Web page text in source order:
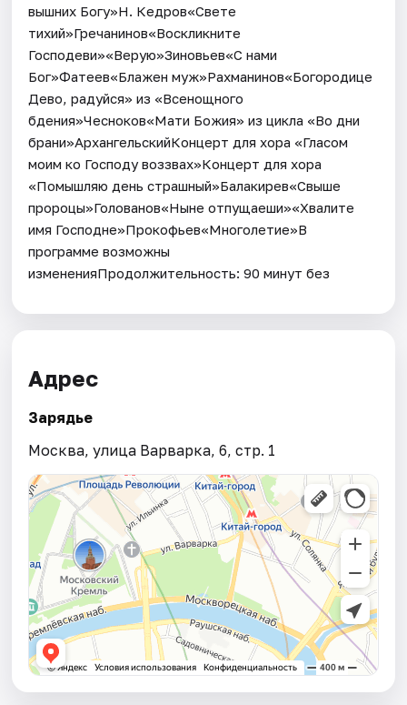
вышних Богу»Н. Кедров«Свете
тихий»Гречанинов«Воскликните
Господеви»«Верую»Зиновьев«С нами
Бог»Фатеев«Блажен муж»Рахманинов«Богородице
Дево, радуйся» из «Всенощного
бдения»Чесноков«Мати Божия» из цикла «Во дни
брани»АрхангельскийКонцерт для хора «Гласом
моим ко Господу воззвах»Концерт для хора
«Помышляю день страшный»Балакирев«Свыше
пророцы»Голованов«Ныне отпущаеши»«Хвалите
имя Господне»Прокофьев«Многолетие»В
программе возможны
измененияПродолжительность: 90 минут без
Адрес
Зарядье
Москва, улица Варварка, 6, стр. 1